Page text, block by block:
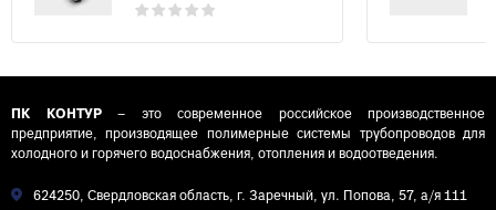
ПК КОНТУР– это современное российское производственное
предприятие, производящее полимерные системы трубопроводов для
холодного и горячего водоснабжения, отопления и водоотведения.
624250, Свердловская область, г. Заречный, ул. Попова, 57, а/я 111